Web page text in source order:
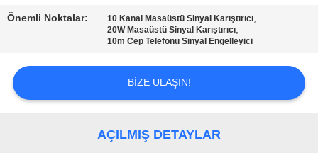
BLOG
ISTEĞI
Önemli Noktalar: 10 Kanal Masaüstü Sinyal Karıştırıcı,
20W Masaüstü Sinyal Karıştırıcı,
10m Cep Telefonu Sinyal Engelleyici
BIZE ULAŞIN!
AÇILMIŞ DETAYLAR